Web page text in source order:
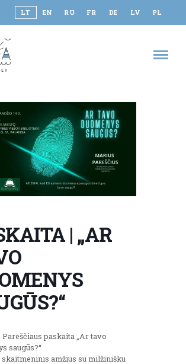
LT EN RU FR DE LV PL
| „AR
paskaita „Ar tavo
saugūs?“
amžius su milžinišku